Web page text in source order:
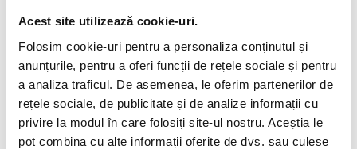
Acest site utilizează cookie-uri.
Folosim cookie-uri pentru a personaliza conținutul și
anunțurile, pentru a oferi funcții de rețele sociale și pentru
a analiza traficul. De asemenea, le oferim partenerilor de
rețele sociale, de publicitate și de analize informații cu
privire la modul în care folosiți site-ul nostru. Aceștia le
pot combina cu alte informații oferite de dvs. sau culese
Categorii
Testimoniale(1493)
Aplicatii textile(123)
Evenimente(66)